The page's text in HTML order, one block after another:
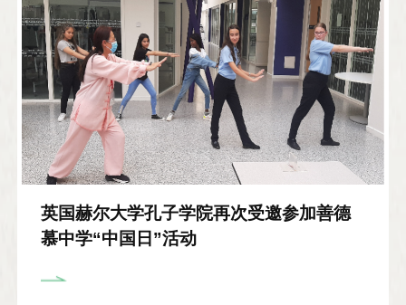
英国赫尔大学孔子学院再次受邀参加善德
慕中学“中国日”活动